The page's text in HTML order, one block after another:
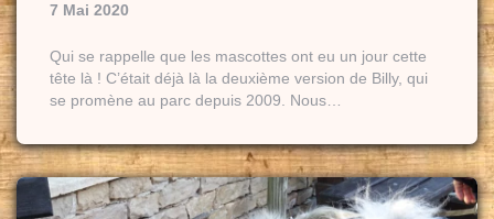
7 Mai 2020
Qui se rappelle que les mascottes ont eu un jour cette
tête là ! C’était déjà là la deuxième version de Billy, qui
se promène au parc depuis 2009. Nous…